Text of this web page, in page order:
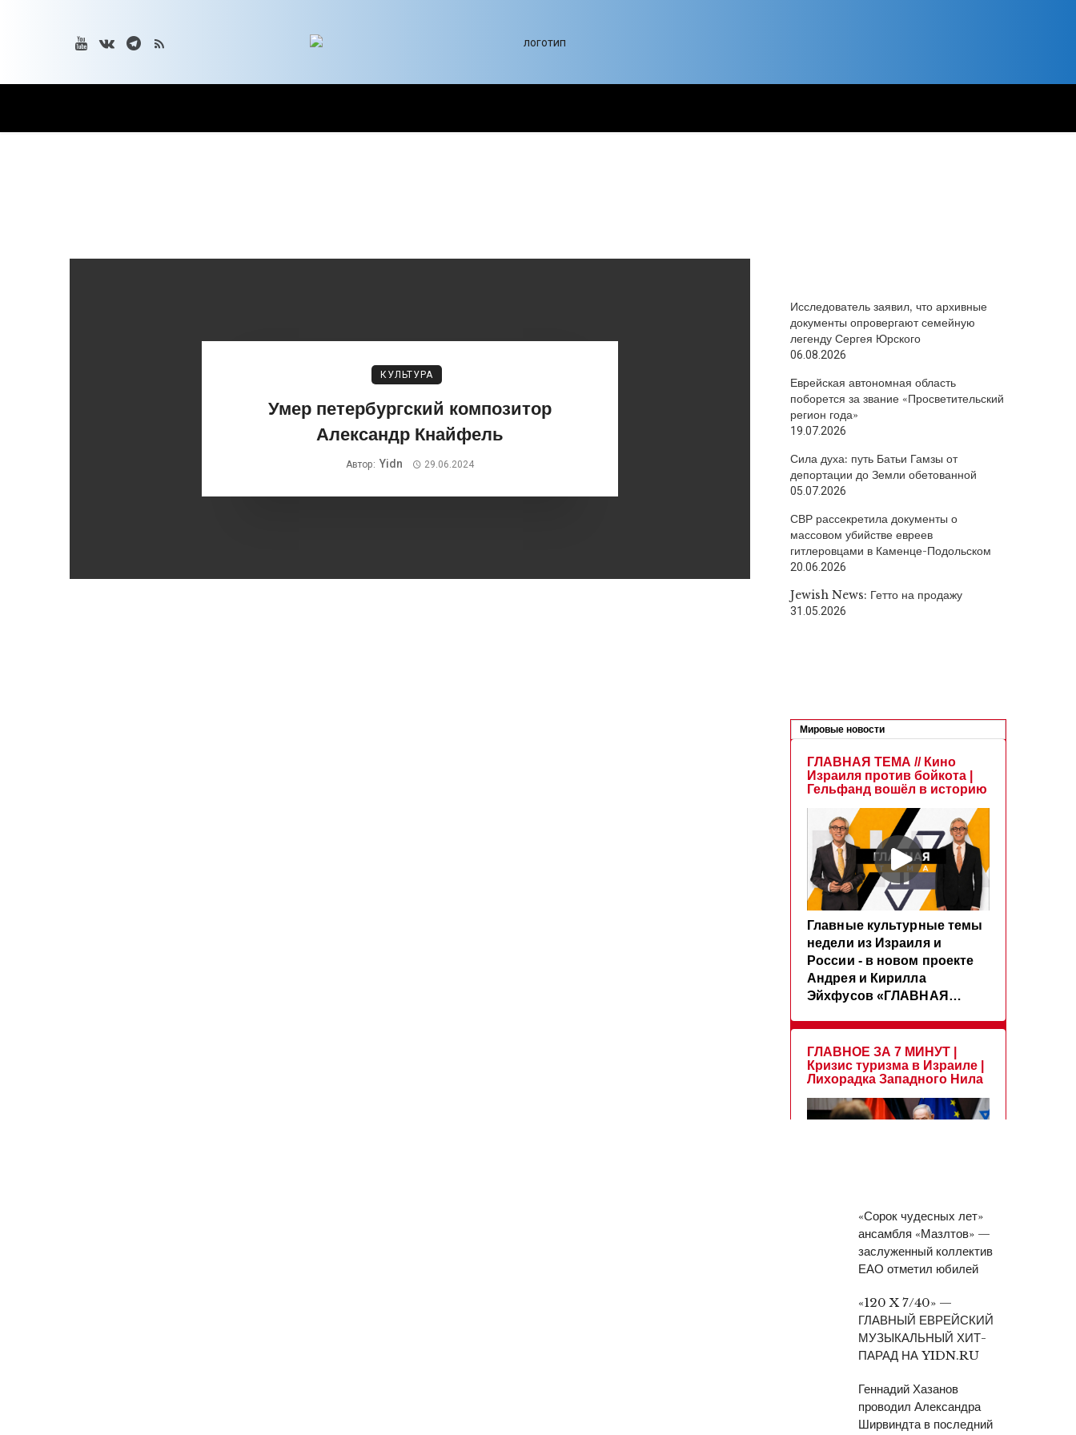
КУЛЬТУРА
Умер петербургский композитор
Александр Кнайфель
Автор: Yidn 29.06.2024
Исследователь заявил, что архивные
документы опровергают семейную
легенду Сергея Юрского
06.08.2026
Еврейская автономная область
поборется за звание «Просветительский
регион года»
19.07.2026
Сила духа: путь Батьи Гамзы от
депортации до Земли обетованной
05.07.2026
СВР рассекретила документы о
массовом убийстве евреев
гитлеровцами в Каменце-Подольском
20.06.2026
Jewish News: Гетто на продажу
31.05.2026
«Сорок чудесных лет»
ансамбля «Мазлтов» —
заслуженный коллектив
ЕАО отметил юбилей
«120 X 7/40» —
ГЛАВНЫЙ ЕВРЕЙСКИЙ
МУЗЫКАЛЬНЫЙ ХИТ-
ПАРАД НА YIDN.RU
Геннадий Хазанов
проводил Александра
Ширвиндта в последний